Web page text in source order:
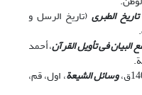
تاریخ الطبری (تاریخ الرسل و
البیان فی تأویل القرآن، أحمد
وسائل الشیعة، اول، قم،